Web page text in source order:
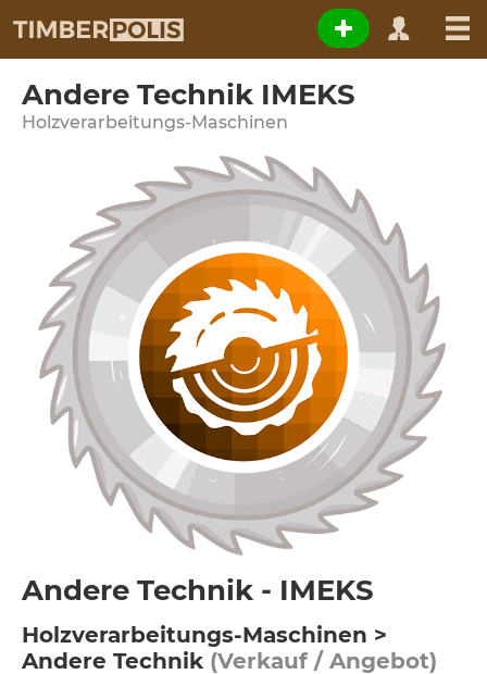
Andere Technik IMEKS
Holzverarbeitungs-Maschinen
Andere Technik - IMEKS
Holzverarbeitungs-Maschinen >
Andere Technik (Verkauf / Angebot)